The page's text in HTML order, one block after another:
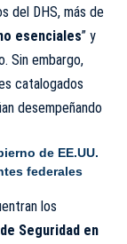
del DHS, más de
esenciales” y
Sin embargo,
catalogados
desempeñando
de EE.UU.
federales
los
Seguridad en